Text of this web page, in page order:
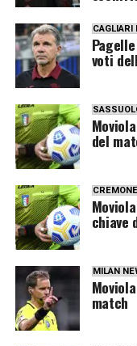
CAGLIARI
voti
del
chiave
MILAN
match